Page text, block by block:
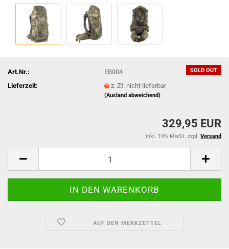
SOLD OUT
Art.Nr.:
EB004
Lieferzeit:
z. Zt. nicht lieferbar
(Ausland abweichend)
329,95 EUR
inkl. 19% MwSt. zzgl. Versand
AUF DEN MERKZETTEL